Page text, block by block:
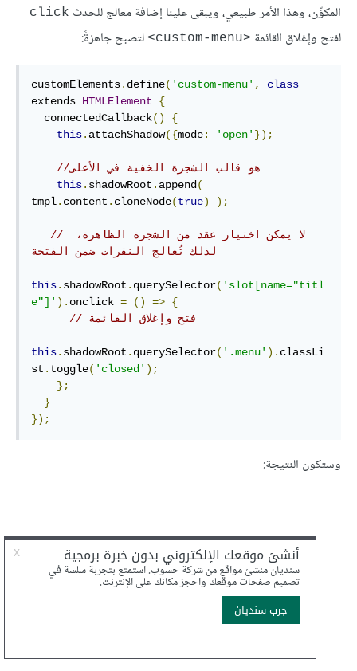
المكوِّن، وهذا الأمر طبيعي، ويبقى علينا إضافة معالج للحدث click
لفتح وإغلاق القائمة <custom-menu> لتصبح جاهزةً:
customElements. define( 'custom-menu' ,
class
extends HTMLElement
{
  connectedCallback
()
{
this. attachShadow({mode: 'open' });
this. shadowRoot . append(
tmpl. content . cloneNode(true) );
// لا يمكن اختيار عقد من الشجرة الظاهرة،
لذلك تُعالج النقرات ضمن الفتحة
this. shadowRoot . querySelector( 'slot[name="titl
e"]' ). onclick = () => {
// فتح وإغلاق القائمة
this. shadowRoot . querySelector( '.menu' ). classLi
st . toggle( 'closed' );
};
}
});
وستكون النتيجة: